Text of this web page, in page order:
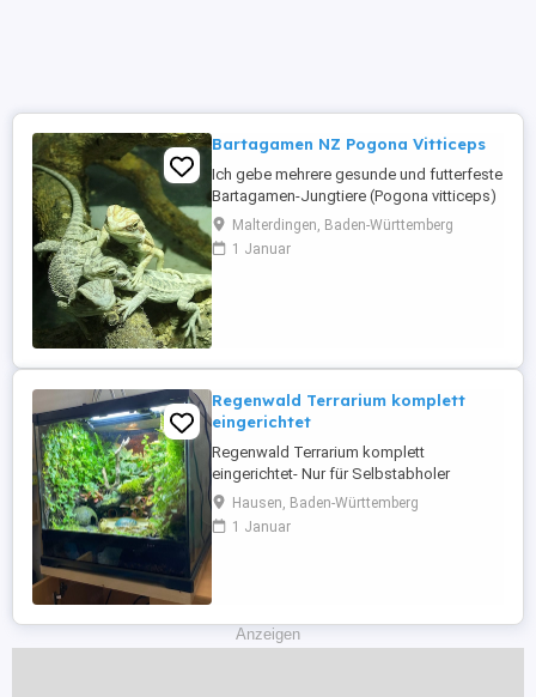
Bartagamen NZ Pogona Vitticeps
Ich gebe mehrere gesunde und futterfeste
Bartagamen-Jungtiere (Pogona vitticeps)
aus eigener Nachzucht in
verantwortungsvolle Hände ab. Die Tiere: -
gesund und aktiv -fressen selbstständig
Malterdingen, Baden-Württemberg
1 Januar
Regenwald Terrarium komplett
eingerichtet
Regenwald Terrarium komplett
eingerichtet- Nur für Selbstabholer
Herkunftsbestätigung-Züchternachweis
vorhanden! Verkaufe wegen Umzug
komplett eingerichtetes Regenwald
Tageslicht Arcadia ...
Hausen, Baden-Württemberg
1 Januar
Anzeigen